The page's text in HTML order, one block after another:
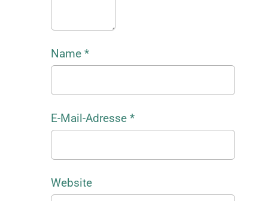
Name *
E-Mail-Adresse *
Website